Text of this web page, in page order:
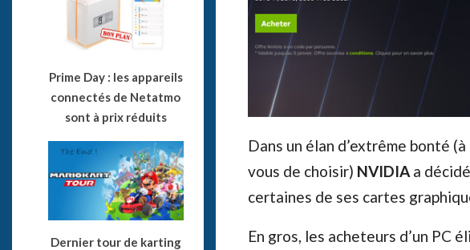
Dans un élan d’extrême bonté
vous de choisir) NVIDIAa
certaines de ses cartes
En gros, les acheteurs d’un PC
Prime Day : les appareils
connectés de Netatmo
sont à prix réduits
Dernier tour de karting